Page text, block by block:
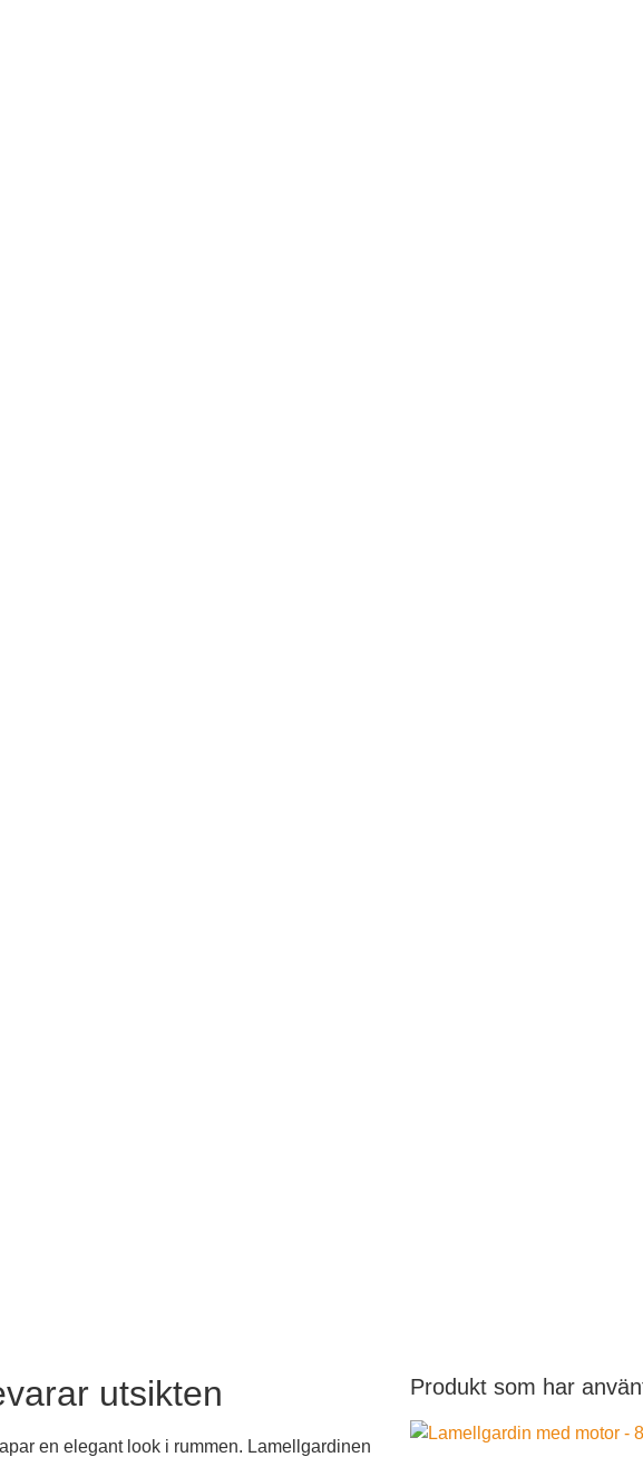
utsikten
en elegant look i rummen. Lamellgardinen
Produkt som har